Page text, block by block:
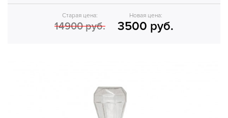
Старая цена:
14900 руб.
Новая цена:
3500 руб.